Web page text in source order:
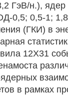
ГэВ/н.),
0,5; 0,5-1; 1,8
(ГКИ) в
12X31
в рамках